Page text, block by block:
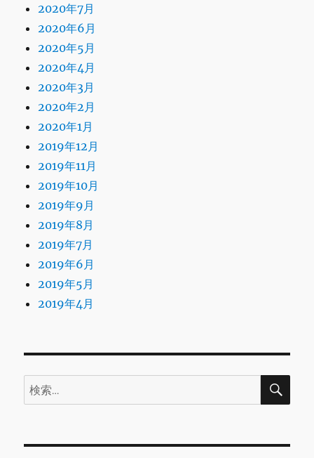
2020年7月
2020年6月
2020年5月
2020年4月
2020年3月
2020年2月
2020年1月
2019年12月
2019年11月
2019年10月
2019年9月
2019年8月
2019年7月
2019年6月
2019年5月
2019年4月
検
索:
検